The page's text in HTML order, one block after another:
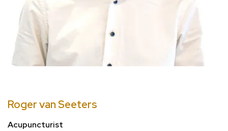
Roger van Seeters
Acupuncturist